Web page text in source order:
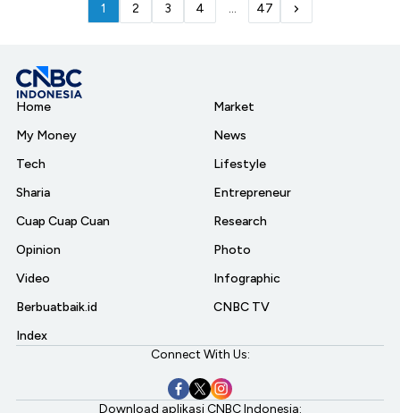
1 2 3 4 ... 47
Home
My Money
Tech
Sharia
Cuap Cuap Cuan
Opinion
Video
Berbuatbaik.id
Index
Market
News
Lifestyle
Entrepreneur
Research
Photo
Infographic
CNBC TV
Connect With Us:
Download aplikasi CNBC Indonesia: